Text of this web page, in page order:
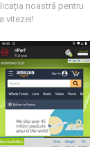
de
teste
Dacă doriți
să
Cu cât
fi mai
noastră pentru
vitezei!